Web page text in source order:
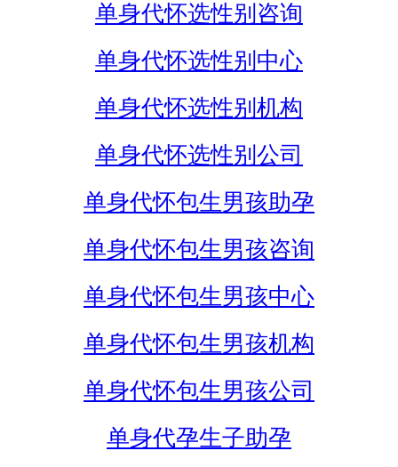
单身代怀选性别咨询
单身代怀选性别中心
单身代怀选性别机构
单身代怀选性别公司
单身代怀包生男孩助孕
单身代怀包生男孩咨询
单身代怀包生男孩中心
单身代怀包生男孩机构
单身代怀包生男孩公司
单身代孕生子助孕